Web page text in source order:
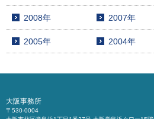
2008年 2007年
2005年 2004年
大阪事務所
〒530-0004